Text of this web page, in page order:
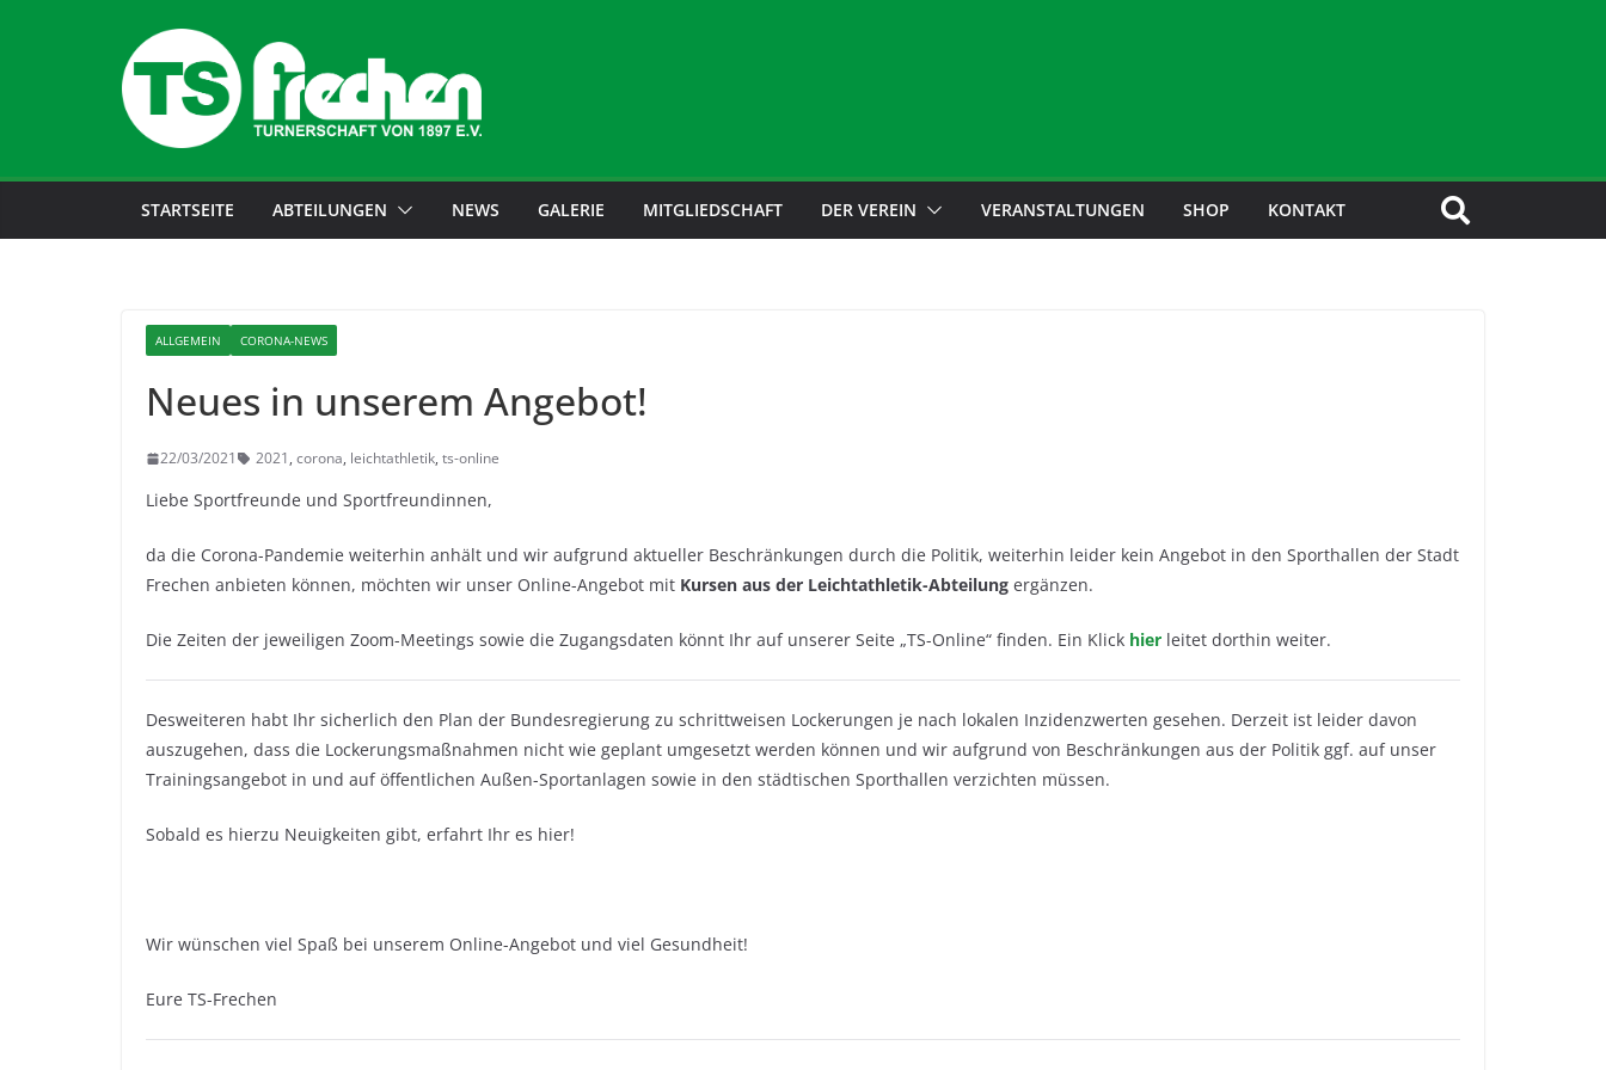
STARTSEITE ABTEILUNGEN NEWS GALERIE MITGLIEDSCHAFT DER VEREIN VERANSTALTUNGEN SHOP KONTAKT
ALLGEMEIN CORONA-NEWS
Neues in unserem Angebot!
22/03/2021 2021, corona, leichtathletik, ts-online
Liebe Sportfreunde und Sportfreundinnen,
da die Corona-Pandemie weiterhin anhält und wir aufgrund aktueller Beschränkungen durch die Politik, weiterhin leider kein Angebot in den Sporthallen der Stadt
Frechen anbieten können, möchten wir unser Online-Angebot mit Kursen aus der Leichtathletik-Abteilung ergänzen.
Die Zeiten der jeweiligen Zoom-Meetings sowie die Zugangsdaten könnt Ihr auf unserer Seite „TS-Online“ finden. Ein Klick hier leitet dorthin weiter.
Desweiteren habt Ihr sicherlich den Plan der Bundesregierung zu schrittweisen Lockerungen je nach lokalen Inzidenzwerten gesehen. Derzeit ist leider davon
auszugehen, dass die Lockerungsmaßnahmen nicht wie geplant umgesetzt werden können und wir aufgrund von Beschränkungen aus der Politik ggf. auf unser
Trainingsangebot in und auf öffentlichen Außen-Sportanlagen sowie in den städtischen Sporthallen verzichten müssen.
Sobald es hierzu Neuigkeiten gibt, erfahrt Ihr es hier!
Wir wünschen viel Spaß bei unserem Online-Angebot und viel Gesundheit!
Eure TS-Frechen